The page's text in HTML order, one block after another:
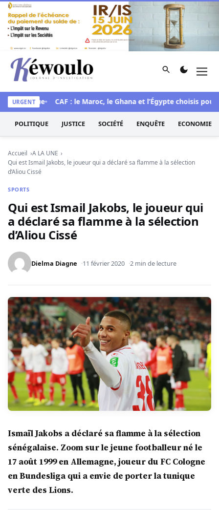
Aller au contenu
Kéwoulo, le premier site d'information et d'investigation
Rechercher
URGENT CAF : le Maroc, le Ghana et l’Égypte choisis pour
POLITIQUE JUSTICE SOCIÉTÉ ENQUÊTE ECONOMIE
Accueil
A LA UNE
Qui est Ismail Jakobs, le joueur qui a déclaré sa flamme à la sélection
d’Aliou Cissé
SPORTS
Qui est Ismail Jakobs, le joueur qui
a déclaré sa flamme à la sélection
d’Aliou Cissé
Dielma Diagne 11 février 2020 2 min de lecture
Ismaïl Jakobs a déclaré sa flamme à la sélection
sénégalaise. Zoom sur le jeune footballeur né le
17 août 1999 en Allemagne, joueur du FC Cologne
en Bundesliga qui a envie de porter la tunique
verte des Lions.